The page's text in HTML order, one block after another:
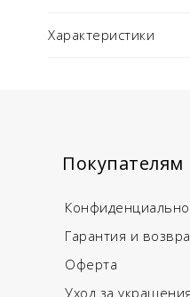
Характеристики
Покупателям
Гарантия и
Оферта
Уход за